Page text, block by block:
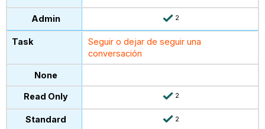
2
Seguir o dejar de seguir una
conversación
2
2